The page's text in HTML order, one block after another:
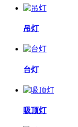
吊灯
台灯
吸顶灯